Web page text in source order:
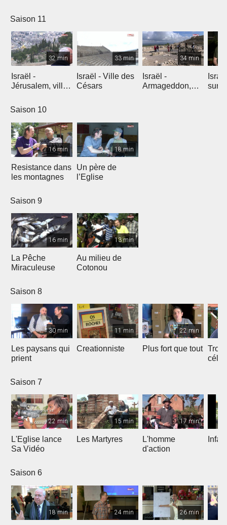
Saison 11
32 min
Israël -
Jérusalem, ville
33 min
Israël - Ville des
Césars
34 min
Israël -
Armageddon,
sur
Saison 10
16 min
Resistance dans
les montagnes
18 min
Un père de
l’Eglise
Saison 9
16 min
La Pêche
Miraculeuse
13 min
Au milieu de
Cotonou
Saison 8
30 min
Les paysans qui
prient
11 min
Creationniste
22 min
Plus fort que tout
Saison 7
22 min
L'Eglise lance
Sa Vidéo
15 min
Les Martyres
17 min
L'homme
d'action
Saison 6
18 min 24 min 26 min